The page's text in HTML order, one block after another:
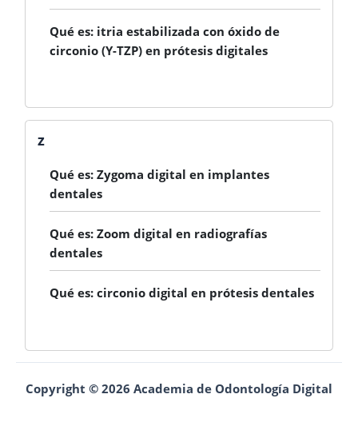
Qué es: itria estabilizada con óxido de
circonio (Y-TZP) en prótesis digitales
z
Qué es: Zygoma digital en implantes
dentales
Qué es: Zoom digital en radiografías
dentales
Qué es: circonio digital en prótesis dentales
Copyright © 2026 Academia de Odontología Digital